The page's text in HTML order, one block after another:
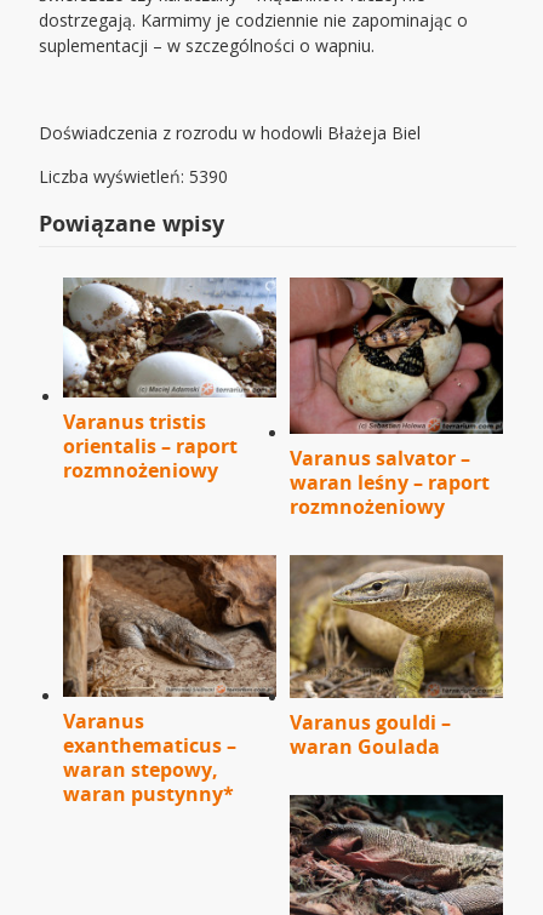
dostrzegają. Karmimy je codziennie nie zapominając o
suplementacji – w szczególności o wapniu.
Doświadczenia z rozrodu w hodowli Błażeja Biel
Liczba wyświetleń: 5390
Powiązane wpisy
Varanus tristis
orientalis – raport
rozmnożeniowy
Varanus salvator –
waran leśny – raport
rozmnożeniowy
Varanus
exanthematicus –
waran stepowy,
waran pustynny*
Varanus gouldi –
waran Goulada